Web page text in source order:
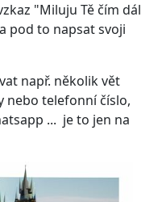
"Miluju Tě čím dál
pod to napsat svoji
např. několik vět
nebo telefonní číslo,
... je to jen na